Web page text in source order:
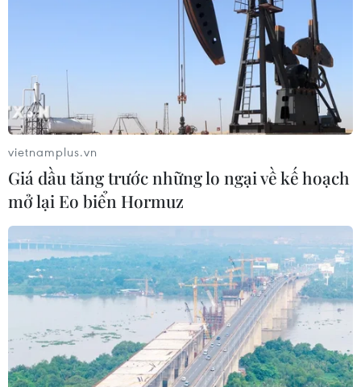
TIN CÙNG CHUYÊN MỤC
vietnamplus.vn
Giá dầu tăng trước những lo ngại về kế hoạch
mở lại Eo biển Hormuz